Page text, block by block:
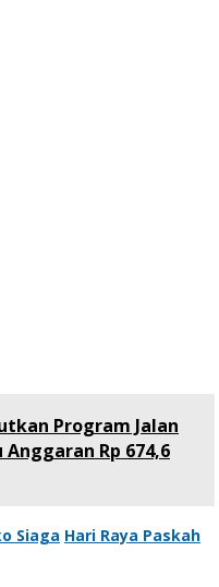
Program Jalan
Rp 674,6
Siaga Hari Raya Paskah